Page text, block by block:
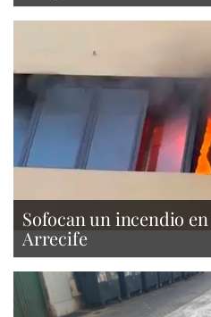
Sofocan un incendio
Arrecife